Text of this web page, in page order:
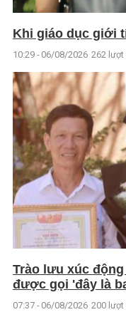
Khi giáo dục giới
10:29 - 06/08/2026 262 lượt
Trào lưu xúc
được gọi 'đây là
07:37 - 06/08/2026 200 lượt